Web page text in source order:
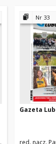
zespół redakcyjny
Nr 33
Gazeta
red. nacz.